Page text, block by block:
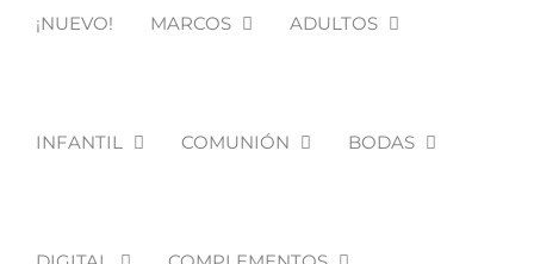
¡NUEVO! MARCOS ADULTOS
INFANTIL COMUNIÓN BODAS